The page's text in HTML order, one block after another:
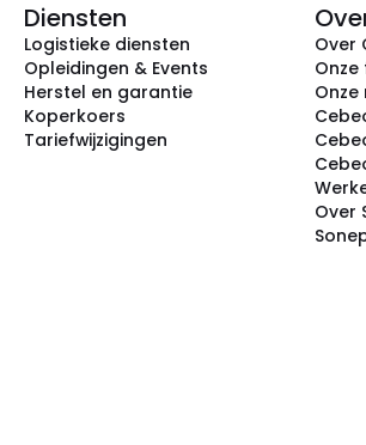
Diensten
Logistieke diensten
Opleidingen & Events
Herstel en garantie
Koperkoers
Tariefwijzigingen
Over
Onze
Onze
Over